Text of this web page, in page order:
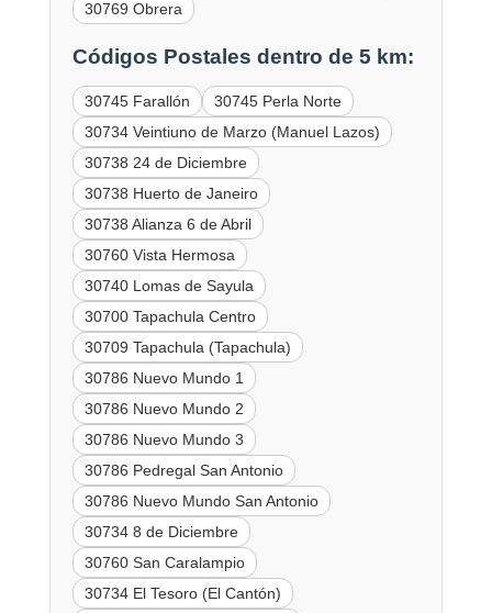
30769 Obrera
Códigos Postales dentro de 5 km:
30745 Farallón
30745 Perla Norte
30734 Veintiuno de Marzo (Manuel Lazos)
30738 24 de Diciembre
30738 Huerto de Janeiro
30738 Alianza 6 de Abril
30760 Vista Hermosa
30740 Lomas de Sayula
30700 Tapachula Centro
30709 Tapachula (Tapachula)
30786 Nuevo Mundo 1
30786 Nuevo Mundo 2
30786 Nuevo Mundo 3
30786 Pedregal San Antonio
30786 Nuevo Mundo San Antonio
30734 8 de Diciembre
30760 San Caralampio
30734 El Tesoro (El Cantón)